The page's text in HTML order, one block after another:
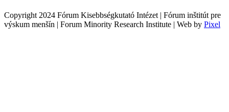
Copyright 2024 Fórum Kisebbségkutató Intézet | Fórum inštitút pre
výskum menšín | Forum Minority Research Institute | Web by Pixel